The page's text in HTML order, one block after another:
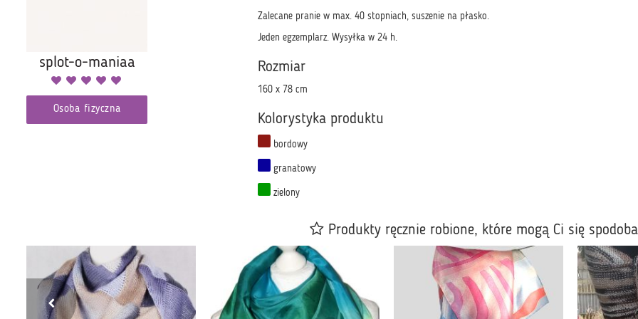
Zalecane pranie w max. 40 stopniach, suszenie na płasko.
Jeden egzemplarz. Wysyłka w 24 h.
Rozmiar
160 x 78 cm
Kolorystyka produktu
bordowy
granatowy
zielony
splot-o-maniaa
Osoba fizyczna
Produkty ręcznie robione, które mogą Ci się